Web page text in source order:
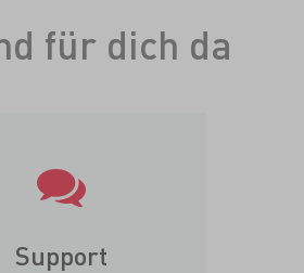
für dich da
Support